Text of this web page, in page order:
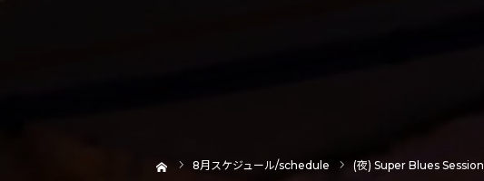
8月スケジュール/schedule (夜) Super Blues Session